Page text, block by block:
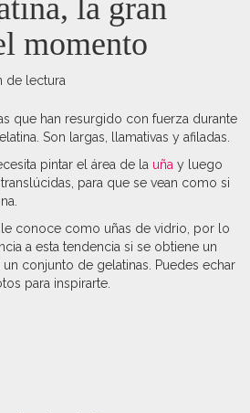
la gran
momento
de lectura
que han resurgido con fuerza durante
Son largas, llamativas y afiladas.
pintar el área de la uña y luego
para que se vean como si
conoce como uñas de vidrio, por lo
a esta tendencia si se obtiene un
conjunto de gelatinas. Puedes echar
para inspirarte.